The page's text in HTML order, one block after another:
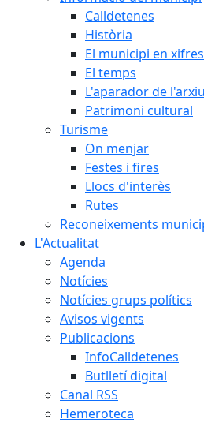
Calldetenes
Història
El municipi en xifres
El temps
L'aparador de l'arxiu
Patrimoni cultural
Turisme
On menjar
Festes i fires
Llocs d'interès
Rutes
Reconeixements
L'Actualitat
Agenda
Notícies
Notícies grups polítics
Avisos vigents
Publicacions
InfoCalldetenes
Butlletí digital
Canal RSS
Hemeroteca